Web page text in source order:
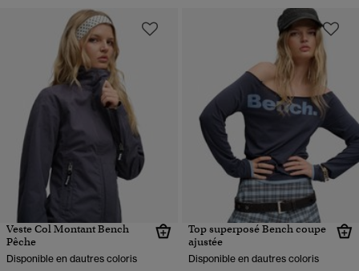
Veste Col Montant Bench
Pêche
Disponible en dautres coloris
Top superposé Bench coupe
ajustée
Disponible en dautres coloris